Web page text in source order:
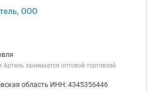
ООО
Артель занимается оптовой торговлей
область ИНН: 4345356446